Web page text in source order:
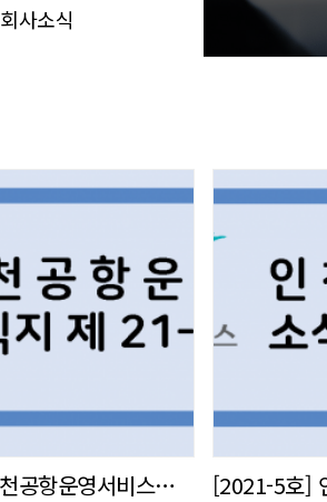
회사소식
[2021-6호] 인천공항운영서비스㈜ 사내 소식지 발간